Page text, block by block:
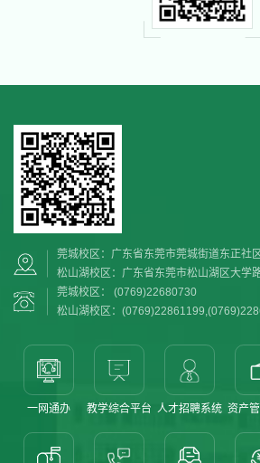
莞城校区：广东省东莞市莞城街道东正社
松山湖校区：广东省东莞市松山湖区大学
莞城校区： (0769)22680730
松山湖校区：
一网通办 教学综合平台 人才招聘系统 资产